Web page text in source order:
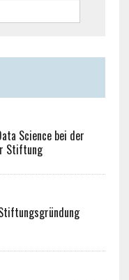
Science bei der
Stiftung